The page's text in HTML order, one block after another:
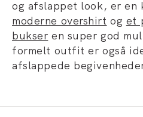
og afslappet look, er en
moderne overshirt og et
bukser en super god
formelt outfit er også
afslappede